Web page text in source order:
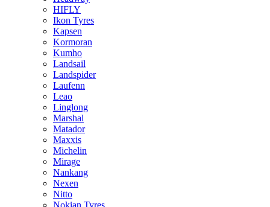
HIFLY
Ikon Tyres
Kapsen
Kormoran
Kumho
Landsail
Landspider
Laufenn
Leao
Linglong
Marshal
Matador
Maxxis
Michelin
Mirage
Nankang
Nexen
Nitto
Nokian Tyres